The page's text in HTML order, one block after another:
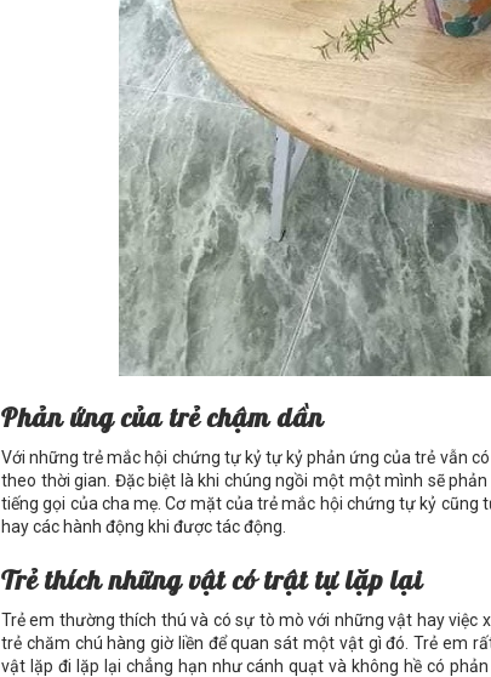
Phản ứng của trẻ chậm dần
Với những trẻ mắc hội chứng tự kỷ tự kỷ phản ứng của trẻ vẫn
theo thời gian. Đặc biệt là khi chúng ngồi một một mình sẽ
tiếng gọi của cha mẹ. Cơ mặt của trẻ mắc hội chứng tự kỷ
hay các hành động khi được tác động.
Trẻ thích những vật có trật tự lặp lại
Trẻ em thường thích thú và có sự tò mò với những vật hay việc
trẻ chăm chú hàng giờ liền để quan sát một vật gì đó. Trẻ em
vật lặp đi lặp lại chẳng hạn như cánh quạt và không hề có